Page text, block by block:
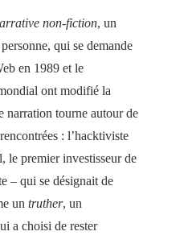
non-fiction, un
qui se demande
en 1989 et le
ont modifié la
narration tourne autour de
: l’hacktiviste
le premier investisseur de
– qui se désignait de
un truther, un
a choisi de rester